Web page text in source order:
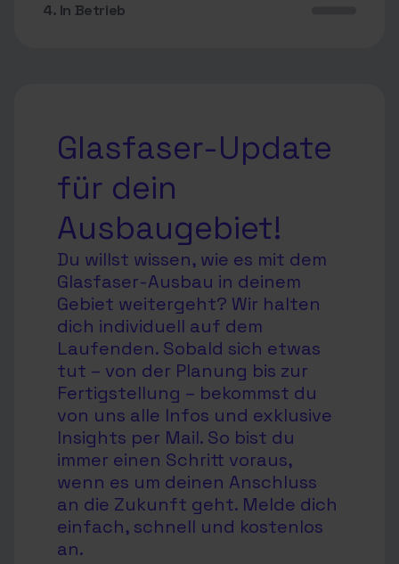
4. In Betrieb
Glasfaser-Update
für dein
Ausbaugebiet!
Du willst wissen, wie es mit dem
Glasfaser-Ausbau in deinem
Gebiet weitergeht? Wir halten
dich individuell auf dem
Laufenden. Sobald sich etwas
tut – von der Planung bis zur
Fertigstellung – bekommst du
von uns alle Infos und exklusive
Insights per Mail. So bist du
immer einen Schritt voraus,
wenn es um deinen Anschluss
an die Zukunft geht. Melde dich
einfach, schnell und kostenlos
an.